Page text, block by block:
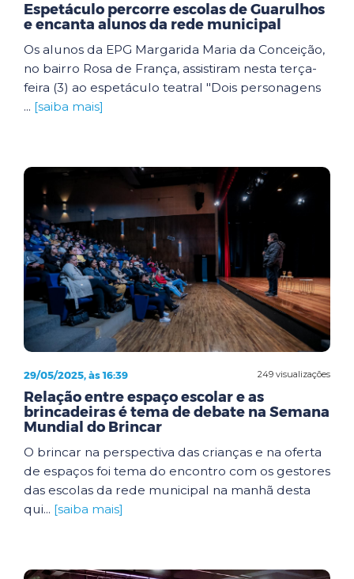
Espetáculo percorre escolas de Guarulhos
e encanta alunos da rede municipal
Os alunos da EPG Margarida Maria da Conceição,
no bairro Rosa de França, assistiram nesta terça-
feira (3) ao espetáculo teatral "Dois personagens
... [saiba mais]
249 visualizações
29/05/2025, às 16:39
Relação entre espaço escolar e as
brincadeiras é tema de debate na Semana
Mundial do Brincar
O brincar na perspectiva das crianças e na oferta
de espaços foi tema do encontro com os gestores
das escolas da rede municipal na manhã desta
qui... [saiba mais]